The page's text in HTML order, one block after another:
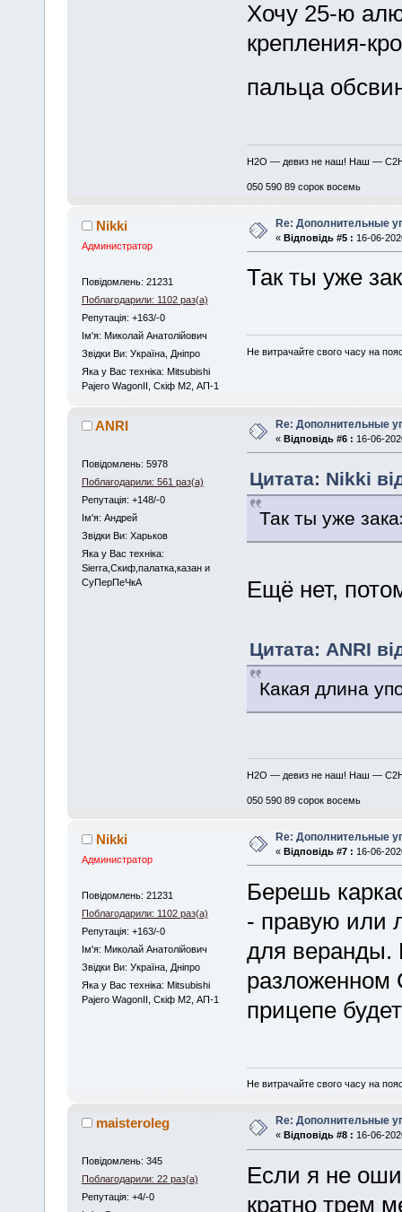
Хочу 25-ю
крепления-
пальца
H2O — девиз не наш! Наш —
050 590 89 сорок восемь
Nikki
Администратор
Повідомлень: 21231
Поблагодарили: 1102 раз(а)
Репутація: +163/-0
Iм'я: Миколай Анатолійович
Звідки Ви: Україна, Дніпро
Яка у Вас техніка: Mitsubishi
Pajero WagonII, Скіф М2, АП-1
Re: Дополнительные
« Відповідь #5 : 16-06-
Так ты уже
Не витрачайте свого часу на
ANRI
Повідомлень: 5978
Поблагодарили: 561 раз(а)
Репутація: +148/-0
Iм'я: Андрей
Звідки Ви: Харьков
Яка у Вас техніка:
Sierra,Скиф,палатка,казан и
СуПерПеЧкА
Re: Дополнительные
« Відповідь #6 : 16-06-
Цитата: Nikki
Так ты уже
Ещё нет,
Цитата: ANRI
Какая длина
H2O — девиз не наш! Наш —
050 590 89 сорок восемь
Nikki
Администратор
Повідомлень: 21231
Поблагодарили: 1102 раз(а)
Репутація: +163/-0
Iм'я: Миколай Анатолійович
Звідки Ви: Україна, Дніпро
Яка у Вас техніка: Mitsubishi
Pajero WagonII, Скіф М2, АП-1
Re: Дополнительные
« Відповідь #7 : 16-06-
Берешь
- правую или
для веранды.
разложенном
прицепе
Не витрачайте свого часу на
maisteroleg
Повідомлень: 345
Поблагодарили: 22 раз(а)
Репутація: +4/-0
Re: Дополнительные
« Відповідь #8 : 16-06-
Если я не
кратно трем